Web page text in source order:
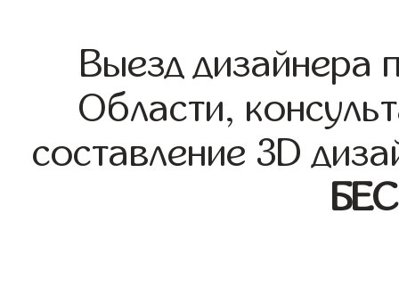
Выезд дизайнера
Области,
составление 3D